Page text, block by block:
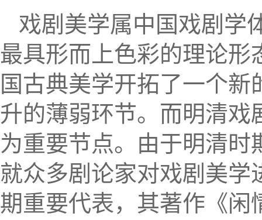
戏剧美学属中国戏剧学
最具形而上色彩的理论
国古典美学开拓了一个
升的薄弱环节。而明清
为重要节点。由于明清
就众多剧论家对戏剧美
期重要代表，其著作《闲